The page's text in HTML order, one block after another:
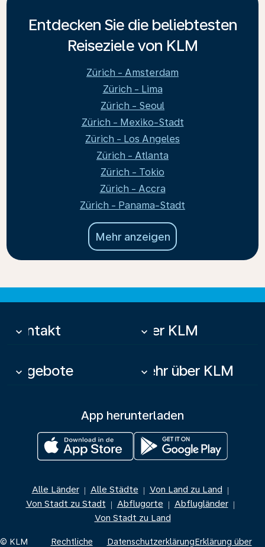
Entdecken Sie die beliebtesten
Reiseziele von KLM
Zürich - Amsterdam
Zürich - Lima
Zürich - Seoul
Zürich - Mexiko-Stadt
Zürich - Los Angeles
Zürich - Atlanta
Zürich - Tokio
Zürich - Accra
Zürich - Panama-Stadt
Mehr anzeigen
Kontakt
keyboard_arrow_down Über KLM
keyboard_arrow_down
Angebote
keyboard_arrow_down Mehr über KLM
keyboard_arrow_down
App herunterladen
Alle Länder | Alle Städte | Von Land zu Land |
Von Stadt zu Stadt | Abflugorte | Abflugländer |
Von Stadt zu Land
© KLM Rechtliche DatenschutzerklärungErklärung über